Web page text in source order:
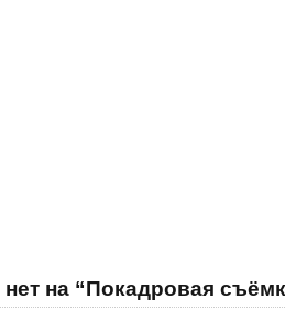
на “Покадровая